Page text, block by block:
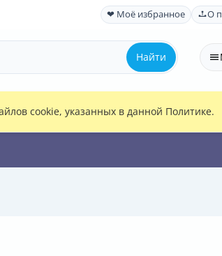
❤ Моё избранное О
Найти
cookie, указанных в данной Политике.